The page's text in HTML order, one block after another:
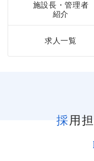
施設長・管理者
紹介
求人一覧
採